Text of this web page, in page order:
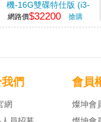
機-16G雙碟特仕版 (i3-
14100/16G/512G+1T/Win11)
網路價$32200 搶購